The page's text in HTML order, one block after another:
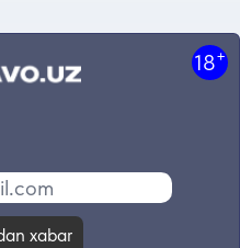
18+
xabar